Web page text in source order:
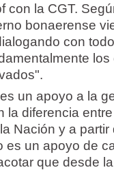
con la CGT.
bonaerense
con
los
un apoyo a la
la diferencia
Nación y a partir
es un apoyo de
que desde